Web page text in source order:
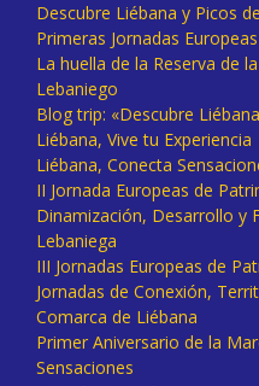
Descubre Liébana y Picos
Primeras Jornadas
La huella de la Reserva de
Lebaniego
Blog trip: «Descubre
Liébana, Vive tu Experiencia
Liébana, Conecta
II Jornada Europeas de
Dinamización, Desarrollo y
Lebaniega
III Jornadas Europeas de
Jornadas de Conexión,
Comarca de Liébana
Primer Aniversario de la
Sensaciones